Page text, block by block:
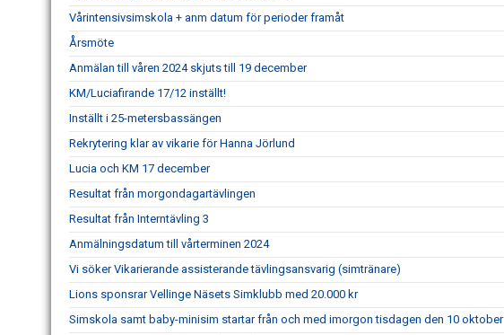
Vårintensivsimskola + anm datum för perioder framåt
Årsmöte
Anmälan till våren 2024 skjuts till 19 december
KM/Luciafirande 17/12 inställt!
Inställt i 25-metersbassängen
Rekrytering klar av vikarie för Hanna Jörlund
Lucia och KM 17 december
Resultat från morgondagartävlingen
Resultat från Interntävling 3
Anmälningsdatum till vårterminen 2024
Vi söker Vikarierande assisterande tävlingsansvarig (simtränare)
Lions sponsrar Vellinge Näsets Simklubb med 20.000 kr
Simskola samt baby-minisim startar från och med imorgon tisdagen den 10 oktober